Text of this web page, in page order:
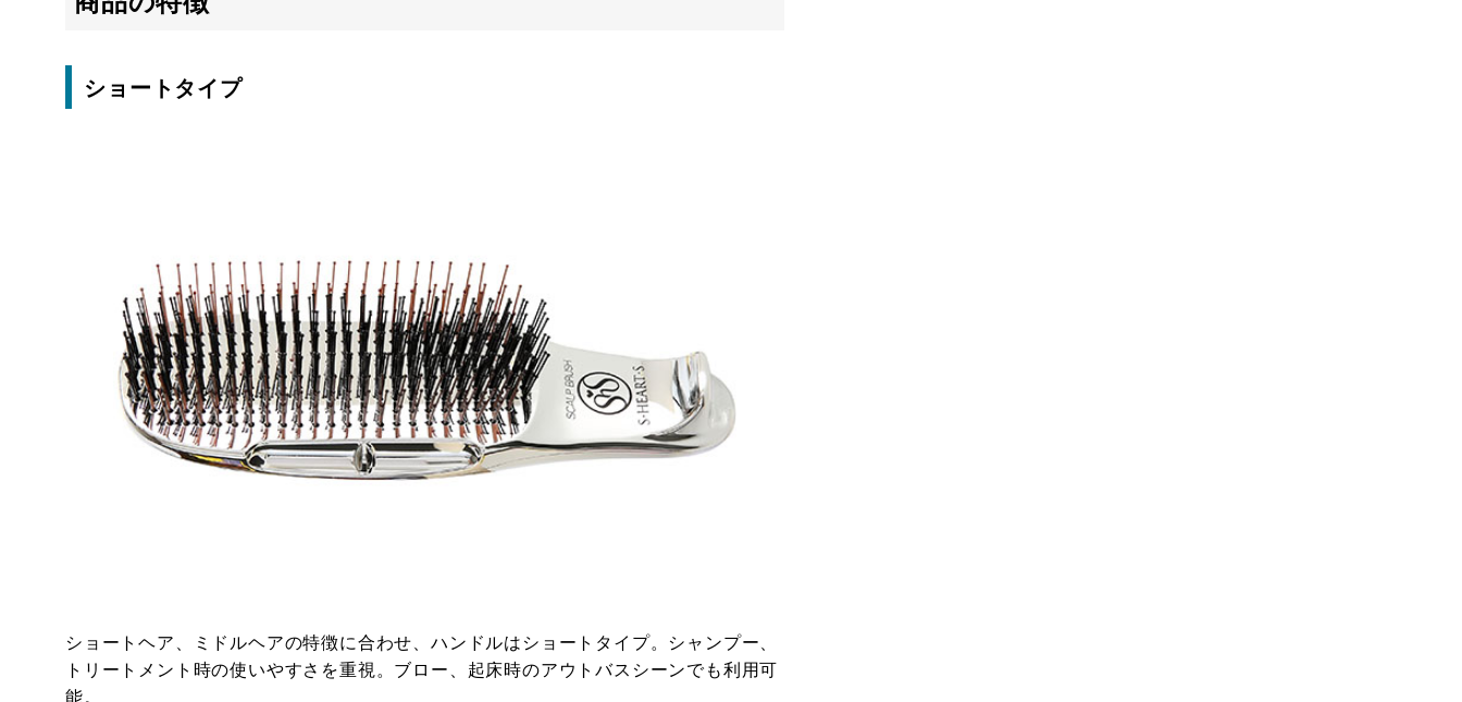
ショートタイプ
ショートヘア、ミドルヘアの特徴に合わせ、ハンドルはショートタイプ。シャンプー、
トリートメント時の使いやすさを重視。ブロー、起床時のアウトバスシーンでも利用可
能。